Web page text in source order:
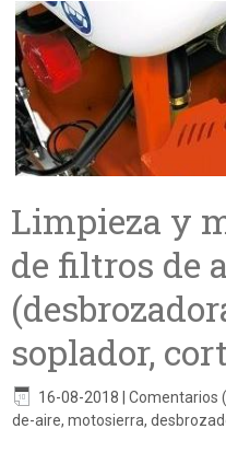
Limpieza y
de filtros de
soplador,
16-08-2018 Comentarios
de-aire, motosierra,